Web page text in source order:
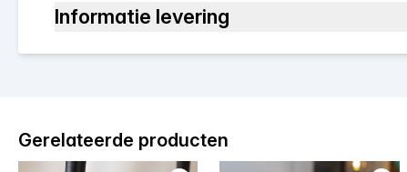
Informatie levering
Gerelateerde producten